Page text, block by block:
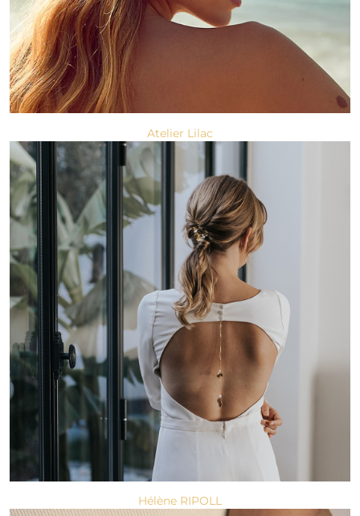
Atelier Lilac
Hélène RIPOLL